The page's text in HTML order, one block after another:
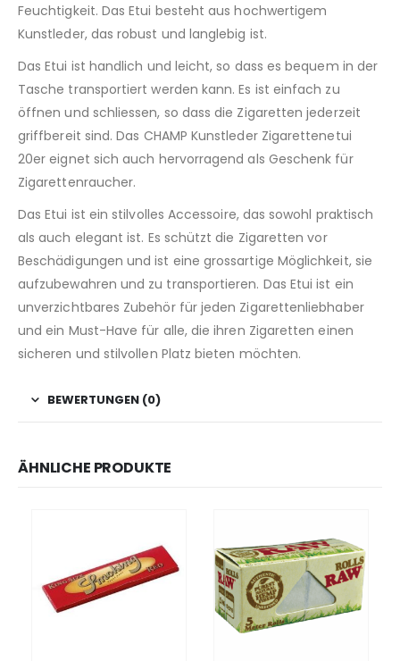
Feuchtigkeit. Das Etui besteht aus hochwertigem
Kunstleder, das robust und langlebig ist.
Das Etui ist handlich und leicht, so dass es bequem in der
Tasche transportiert werden kann. Es ist einfach zu
öffnen und schliessen, so dass die Zigaretten jederzeit
griffbereit sind. Das CHAMP Kunstleder Zigarettenetui
20er eignet sich auch hervorragend als Geschenk für
Zigarettenraucher.
Das Etui ist ein stilvolles Accessoire, das sowohl praktisch
als auch elegant ist. Es schützt die Zigaretten vor
Beschädigungen und ist eine grossartige Möglichkeit, sie
aufzubewahren und zu transportieren. Das Etui ist ein
unverzichtbares Zubehör für jeden Zigarettenliebhaber
und ein Must-Have für alle, die ihren Zigaretten einen
sicheren und stilvollen Platz bieten möchten.
BEWERTUNGEN (0)
ÄHNLICHE PRODUKTE